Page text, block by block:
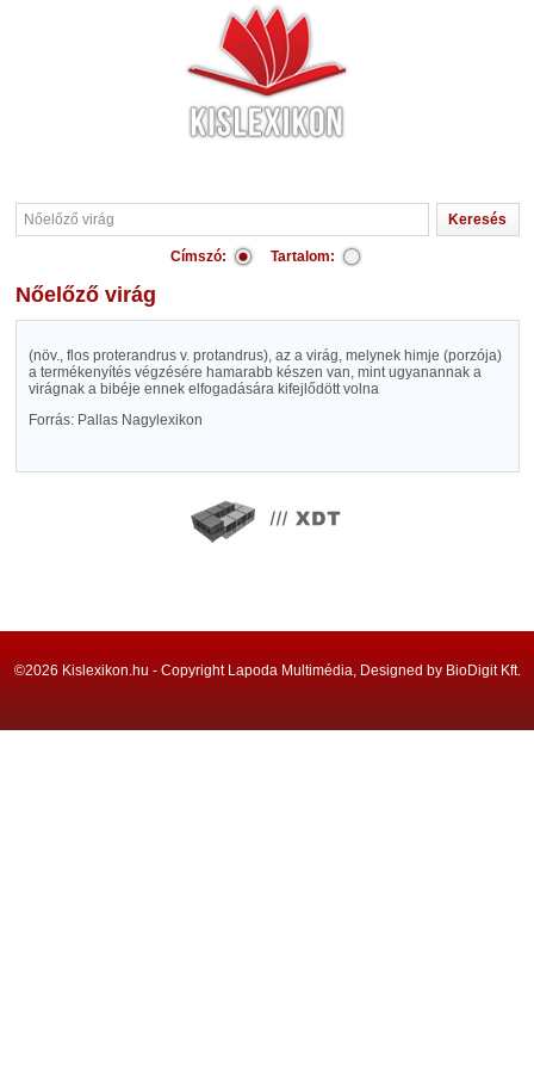
Címszó: Tartalom:
Nőelőző virág
(növ., flos proterandrus v. protandrus), az a virág, melynek himje (porzója)
a termékenyítés végzésére hamarabb készen van, mint ugyanannak a
virágnak a bibéje ennek elfogadására kifejlődött volna
Forrás: Pallas Nagylexikon
©2026 Kislexikon.hu - Copyright Lapoda Multimédia, Designed by BioDigit Kft.